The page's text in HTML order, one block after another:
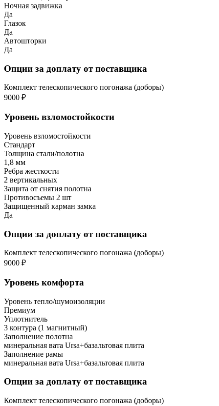
Ночная задвижка
Да
Глазок
Да
Автошторки
Да
Опции за доплату от поставщика
Комплект телескопического погонажа (доборы)
9000 ₽
Уровень взломостойкости
Уровень взломостойкости
Стандарт
Толщина стали/полотна
1,8 мм
Ребра жесткости
2 вертикальных
Защита от снятия полотна
Противосъемы 2 шт
Защищенный карман замка
Да
Опции за доплату от поставщика
Комплект телескопического погонажа (доборы)
9000 ₽
Уровень комфорта
Уровень тепло/шумоизоляции
Премиум
Уплотнитель
3 контура (1 магнитный)
Заполнение полотна
минеральная вата Ursa+базальтовая плита
Заполнение рамы
минеральная вата Ursa+базальтовая плита
Опции за доплату от поставщика
Комплект телескопического погонажа (доборы)